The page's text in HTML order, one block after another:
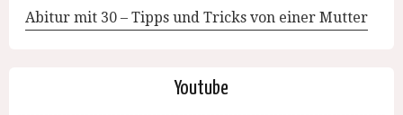
Abitur mit 30 – Tipps und Tricks von einer Mutter
Youtube